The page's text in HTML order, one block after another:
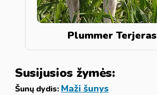
Plummer Terjeras
Susijusios žymės:
Šunų dydis: Maži šunys